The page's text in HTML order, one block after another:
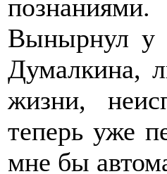
познаниями.
Вынырнул у
Думалкина,
жизни,
теперь уже
мне бы